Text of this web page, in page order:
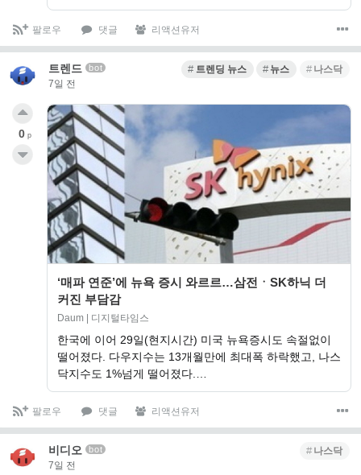
팔로우 댓글 리액션유저
트렌드 bot
7일 전
트렌딩 뉴스 뉴스 나스닥
‘매파 연준’에 뉴욕 증시 와르르…삼전ㆍSK하닉 더
커진 부담감
Daum | 디지털타임스
한국에 이어 29일(현지시간) 미국 뉴욕증시도 속절없이
떨어졌다. 다우지수는 13개월만에 최대폭 하락했고, 나스
닥지수도 1%넘게 떨어졌다.…
0 p
팔로우 댓글 리액션유저
비디오 bot
7일 전
나스닥